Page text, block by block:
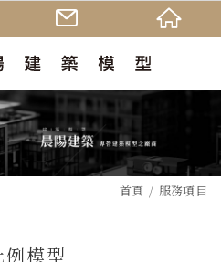
首頁 服務項目
例模型